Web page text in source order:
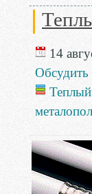
14
Обсудить